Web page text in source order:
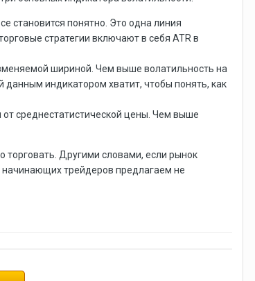
становится понятно. Это одна линия
стратегии включают в себя ATR в
шириной. Чем выше волатильность на
данным индикатором хватит, чтобы понять, как
среднестатистической цены. Чем выше
торговать. Другими словами, если рынок
начинающих трейдеров предлагаем не